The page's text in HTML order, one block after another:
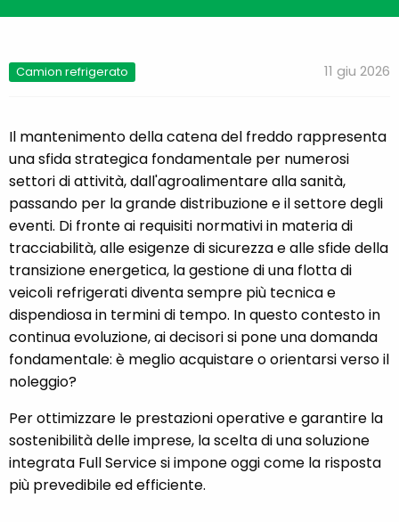
Camion refrigerato 11 giu 2026
Il mantenimento della catena del freddo rappresenta
una sfida strategica fondamentale per numerosi
settori di attività, dall'agroalimentare alla sanità,
passando per la grande distribuzione e il settore degli
eventi. Di fronte ai requisiti normativi in materia di
tracciabilità, alle esigenze di sicurezza e alle sfide della
transizione energetica, la gestione di una flotta di
veicoli refrigerati diventa sempre più tecnica e
dispendiosa in termini di tempo. In questo contesto in
continua evoluzione, ai decisori si pone una domanda
fondamentale: è meglio acquistare o orientarsi verso il
noleggio?
Per ottimizzare le prestazioni operative e garantire la
sostenibilità delle imprese, la scelta di una soluzione
integrata Full Service si impone oggi come la risposta
più prevedibile ed efficiente.